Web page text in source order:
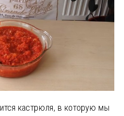
кастрюля, в которую мы